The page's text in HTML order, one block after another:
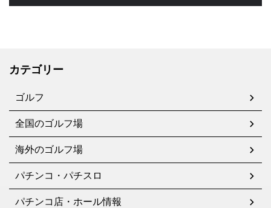
カテゴリー
ゴルフ
全国のゴルフ場
海外のゴルフ場
パチンコ・パチスロ
パチンコ店・ホール情報